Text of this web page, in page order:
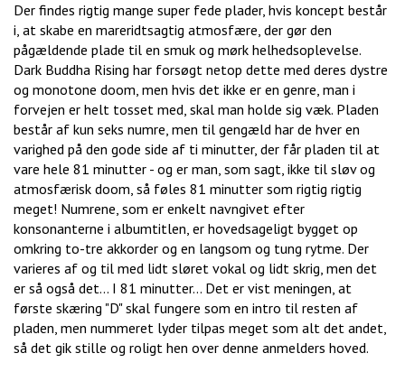
Der findes rigtig mange super fede plader, hvis koncept består
i, at skabe en mareridtsagtig atmosfære, der gør den
pågældende plade til en smuk og mørk helhedsoplevelse.
Dark Buddha Rising har forsøgt netop dette med deres dystre
og monotone doom, men hvis det ikke er en genre, man i
forvejen er helt tosset med, skal man holde sig væk. Pladen
består af kun seks numre, men til gengæld har de hver en
varighed på den gode side af ti minutter, der får pladen til at
vare hele 81 minutter - og er man, som sagt, ikke til sløv og
atmosfærisk doom, så føles 81 minutter som rigtig rigtig
meget! Numrene, som er enkelt navngivet efter
konsonanterne i albumtitlen, er hovedsageligt bygget op
omkring to-tre akkorder og en langsom og tung rytme. Der
varieres af og til med lidt sløret vokal og lidt skrig, men det
er så også det... I 81 minutter... Det er vist meningen, at
første skæring "D" skal fungere som en intro til resten af
pladen, men nummeret lyder tilpas meget som alt det andet,
så det gik stille og roligt hen over denne anmelders hoved.